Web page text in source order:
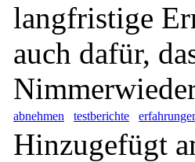
langfristige
auch dafür,
abnehmen testberichte
Hinzugefügt